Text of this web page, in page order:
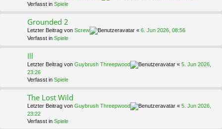
Verfasst in Spiele
Grounded 2
Letzter Beitrag von Screw « 6. Jun 2026, 08:56
Verfasst in Spiele
Ill
Letzter Beitrag von Guybrush Threepwood « 5. Jun 2026,
23:26
Verfasst in Spiele
The Lost Wild
Letzter Beitrag von Guybrush Threepwood « 5. Jun 2026,
23:22
Verfasst in Spiele